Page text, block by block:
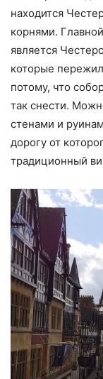
находится
корнями.
является
которые
потому, что
так снести.
стенами и
дорогу от
традиционный